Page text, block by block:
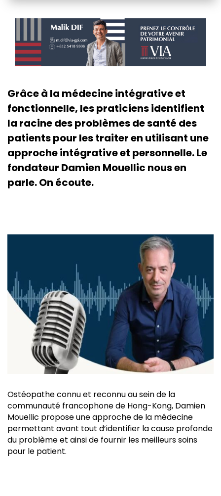
Grâce à la médecine intégrative et
fonctionnelle, les praticiens identifient
la racine des problèmes de santé des
patients pour les traiter en utilisant une
approche intégrative et personnelle. Le
fondateur Damien Mouellic nous en
parle. On écoute.
Ostéopathe connu et reconnu au sein de la
communauté francophone de Hong-Kong, Damien
Mouellic propose une approche de la médecine
permettant avant tout d’identifier la cause profonde
du problème et ainsi de fournir les meilleurs soins
pour le patient.